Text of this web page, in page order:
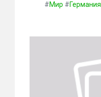
#Мир #Германия